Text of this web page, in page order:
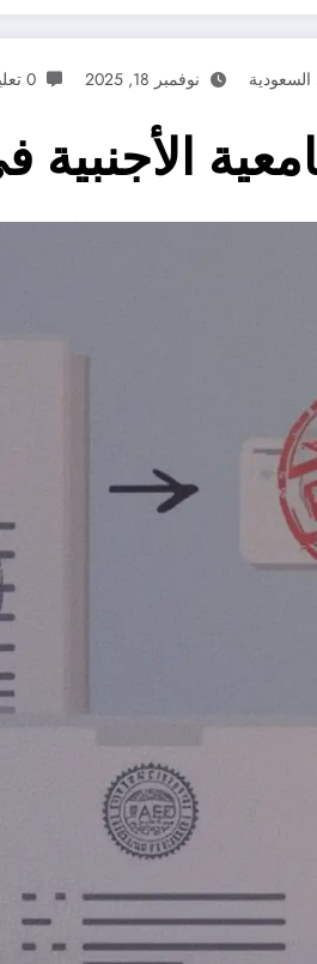
نوفمبر 18, 2025 0 تعليقات
الأجنبية